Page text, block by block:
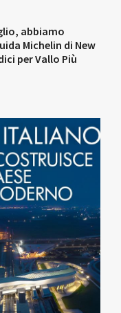
abbiamo
Michelin di New
per Vallo Più